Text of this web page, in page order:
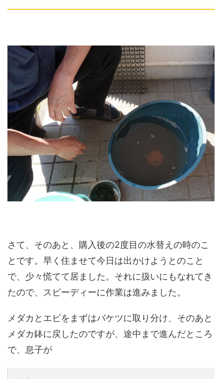
さて、そのあと、購入後の2度目の水替えの時のこ
とです。早く住ませて今日は出かけようとのこと
で、少々慌てて居ました。それに扱いにもなれてき
たので、スピーディーに作業は進みました。
メダカとエビをまずはバケツに取り分け、そのあと
メダカ鉢に戻したのですが、途中まで進んだところ
で、息子が